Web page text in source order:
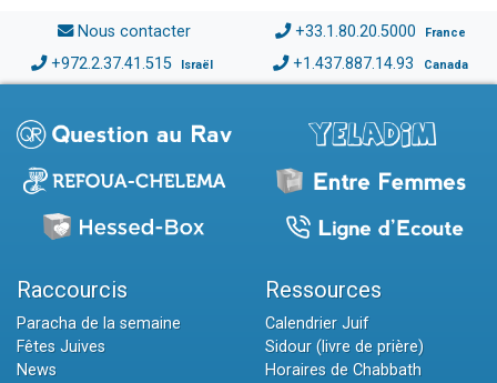
Nous contacter +33.1.80.20.5000 France
+972.2.37.41.515 Israël +1.437.887.14.93 Canada
Raccourcis
Paracha de la semaine
Fêtes Juives
News
Ressources
Calendrier Juif
Sidour (livre de prière)
Horaires de Chabbath